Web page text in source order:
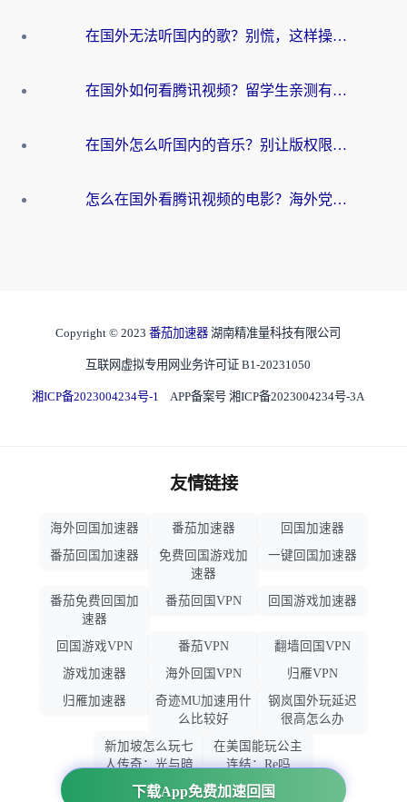
在国外无法听国内的歌？别慌，这样操作就能畅听QQ音乐（附亲测加速器推荐）
在国外如何看腾讯视频？留学生亲测有效的回国加速方案
在国外怎么听国内的音乐？别让版权限制断了你的华语歌单
怎么在国外看腾讯视频的电影？海外党亲测有效的回国加速指南
下载App免费加速回国
Copyright © 2023 番茄加速器 湖南精准量科技有限公司
互联网虚拟专用网业务许可证 B1-20231050
湘ICP备2023004234号-1 APP备案号 湘ICP备2023004234号-3A
友情链接
海外回国加速器 番茄加速器
回国加速器
番茄回国加速器
免费回国游戏加
速器
一键回国加速器
番茄免费回国加
速器
番茄回国VPN 回国游戏加速器
回国游戏VPN 番茄VPN
翻墙回国VPN
游戏加速器
海外回国VPN
归雁VPN
归雁加速器
奇迹MU加速用什
么比较好
钢岚国外玩延迟
很高怎么办
新加坡怎么玩七
人传奇：光与暗
之交战
在美国能玩公主
连结：Re吗